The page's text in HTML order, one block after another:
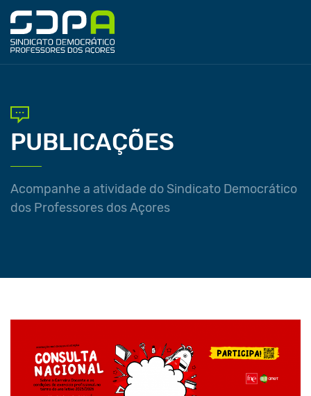
PUBLICAÇÕES
Acompanhe a atividade do Sindicato Democrático
dos Professores dos Açores